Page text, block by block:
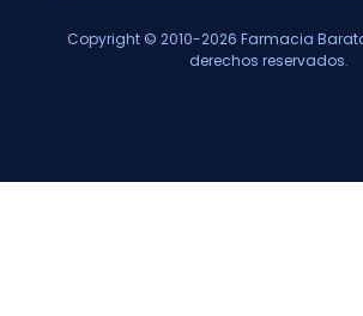
Copyright © 2010-2026 Farmacia
derechos reservados.